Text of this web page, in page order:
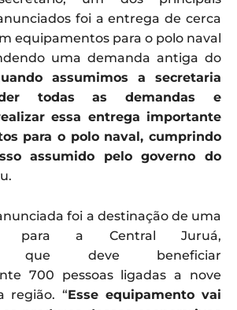
foi a entrega de cerca
equipamentos para o polo naval
uma demanda antiga do
assumimos a secretaria
todas as demandas e
essa entrega importante
para o polo naval, cumprindo
assumido pelo governo do
foi a destinação de uma
para a Central Juruá,
que deve beneficiar
700 pessoas ligadas a nove
região. “Esse equipamento vai